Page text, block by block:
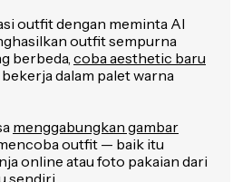
outfit dengan meminta AI
outfit sempurna
berbeda, coba aesthetic baru
bekerja dalam palet warna
menggabungkan gambar
outfit — baik itu
online atau foto pakaian dari